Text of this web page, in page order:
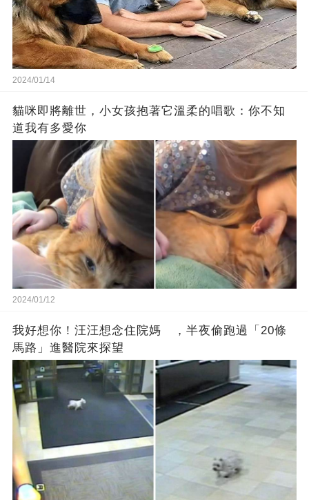
2024/01/14
貓咪即將離世，小女孩抱著它溫柔的唱歌：你不知
道我有多愛你
2024/01/12
我好想你！汪汪想念住院媽 ，半夜偷跑過「20條
馬路」進醫院來探望